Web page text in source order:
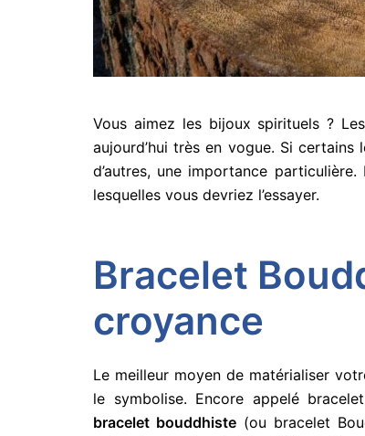
Vous aimez les bijoux spirituels ? Les
aujourd’hui très en vogue. Si
d’autres, une importance
lesquelles vous devriez l’essayer.
Bracelet
croyance
Le meilleur moyen de matérialiser
le symbolise. Encore appelé
bracelet bouddhiste(ou bracelet